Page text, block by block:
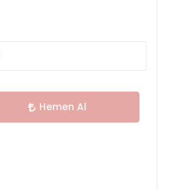
Hemen Al